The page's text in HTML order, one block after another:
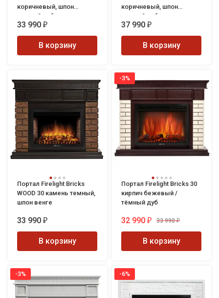
коричневый, шпон
темный дуб
33 990 ₽
В корзину
коричневый, шпон
темный дуб
37 990 ₽
В корзину
Портал Firelight Bricks
WOOD 30 камень темный,
шпон венге
33 990 ₽
В корзину
-3%
Портал Firelight Bricks 30
кирпич бежевый /
тёмный дуб
32 990 ₽ 33 990 ₽
В корзину
-3% -6%